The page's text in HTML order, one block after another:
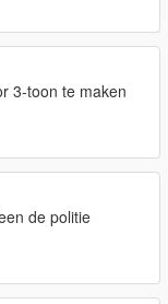
3-toon te maken
de politie